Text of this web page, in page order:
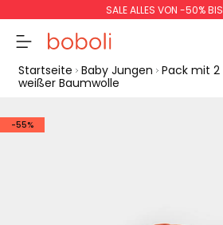
SALE ALLES VON -50%
Startseite Baby Jungen Pack mit
weißer Baumwolle
-55%